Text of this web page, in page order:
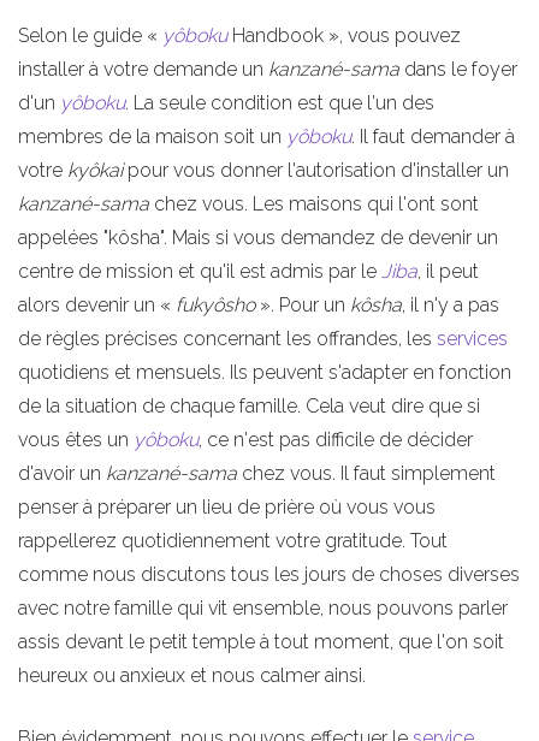
Selon le guide « yôbokuHandbook », vous pouvez
installer à votre demande un kanzané-sama dans le foyer
d'un yôboku. La seule condition est que l'un des
membres de la maison soit un yôboku. Il faut demander à
votre kyôkaipour vous donner l'autorisation d'installer un
kanzané-sama chez vous. Les maisons qui l'ont sont
appelées "kôsha". Mais si vous demandez de devenir un
centre de mission et qu'il est admis par le Jiba, il peut
alors devenir un « fukyôsho». Pour un kôsha, il n'y a pas
de règles précises concernant les offrandes, les services
quotidiens et mensuels. Ils peuvent s'adapter en fonction
de la situation de chaque famille. Cela veut dire que si
vous êtes un yôboku, ce n'est pas difficile de décider
d'avoir un kanzané-sama chez vous. Il faut simplement
penser à préparer un lieu de prière où vous vous
rappellerez quotidiennement votre gratitude. Tout
comme nous discutons tous les jours de choses diverses
avec notre famille qui vit ensemble, nous pouvons parler
assis devant le petit temple à tout moment, que l'on soit
heureux ou anxieux et nous calmer ainsi.